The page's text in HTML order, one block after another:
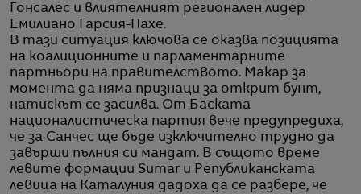
Гонсалес и влиятелният регионален лидер
Емилиано Гарсия-Пахе.
В тази ситуация ключова се оказва позицията
на коалиционните и парламентарните
партньори на правителството. Макар за
момента да няма признаци за открит бунт,
натискът се засилва. От Баската
националистическа партия вече предупредиха,
че за Санчес ще бъде изключително трудно да
завърши пълния си мандат. В същото време
левите формации Sumar и Републиканската
левица на Каталуния дадоха да се разбере, че